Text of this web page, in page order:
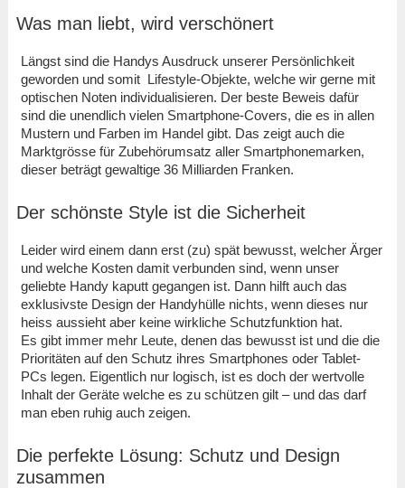
Was man liebt, wird verschönert
Längst sind die Handys Ausdruck unserer Persönlichkeit
geworden und somit Lifestyle-Objekte, welche wir gerne mit
optischen Noten individualisieren. Der beste Beweis dafür
sind die unendlich vielen Smartphone-Covers, die es in allen
Mustern und Farben im Handel gibt. Das zeigt auch die
Marktgrösse für Zubehörumsatz aller Smartphonemarken,
dieser beträgt gewaltige 36 Milliarden Franken.
Der schönste Style ist die Sicherheit
Leider wird einem dann erst (zu) spät bewusst, welcher Ärger
und welche Kosten damit verbunden sind, wenn unser
geliebte Handy kaputt gegangen ist. Dann hilft auch das
exklusivste Design der Handyhülle nichts, wenn dieses nur
heiss aussieht aber keine wirkliche Schutzfunktion hat.
Es gibt immer mehr Leute, denen das bewusst ist und die die
Prioritäten auf den Schutz ihres Smartphones oder Tablet-
PCs legen. Eigentlich nur logisch, ist es doch der wertvolle
Inhalt der Geräte welche es zu schützen gilt – und das darf
man eben ruhig auch zeigen.
Die perfekte Lösung: Schutz und Design
zusammen